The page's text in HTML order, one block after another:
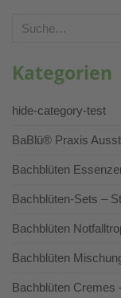
Suche
Kategorien
hide-category-test
BaBlü® Praxis
Bachblüten
Bachblüten-Sets –
Bachblüten
Bachblüten
Bachblüten Cremes